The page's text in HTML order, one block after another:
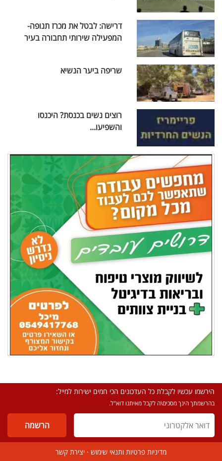
דרישה: לבטל את מכרז תנופה-
המפעילה שירותי תחבורה בעיר
שריפה ביער הנשיא
רוצים נשים בכנסת? היכנסו
והשפיעו...
הירשמו עכשיו לקבלת כל העדכונים הכי חמים ישירות למייל:
בהרשמתך הינך מסכים\ה לקבל מאיתנו דוא"ל.
מדיניות פרטיות ותנאי שימוש · יצירת קשר